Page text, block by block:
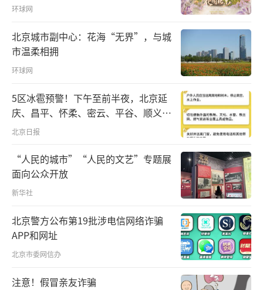
5名患者进入急诊大厅，其中不乏一些坐轮椅或
躺在担架上、需要紧急送至“缓冲区”处置的
患者。
记者发现，受封控措施影响，很多紧急就
医的市民并不能保证自己48小时以内的核酸检
测报告“不断档”。“没有核酸报告能不能进
急诊”是一些市民在就医前最关心的问题之
一。
近日，上海市明确，如急诊患者需要立即
进行紧急处置，医疗机构应启动应急预案，将
患者转移至专门的隔离缓冲区域；需要进行急
诊手术的，在专用手术室立即开展手术救治。
整个过程中，不得以等待核酸检测结果为由推
诿拒绝、延误治疗。
环球网
北京城市副中心：花海“无界”，与城
市温柔相拥
环球网
5区冰雹预警！下午至前半夜，北京延
庆、昌平、怀柔、密云、平谷、顺义、
门头沟、房山等区有较明显降雨，伴七
北京日报
“人民的城市”“人民的文艺”专题展
面向公众开放
新华社
北京警方公布第19批涉电信网络诈骗
APP和网址
北京市委网信办
注意！假冒亲友诈骗